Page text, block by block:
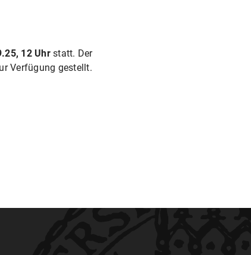
12 Uhrstatt. Der
Verfügung gestellt.